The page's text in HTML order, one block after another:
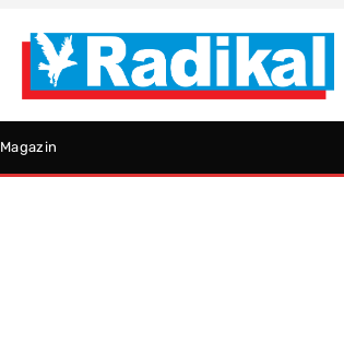
Magazin